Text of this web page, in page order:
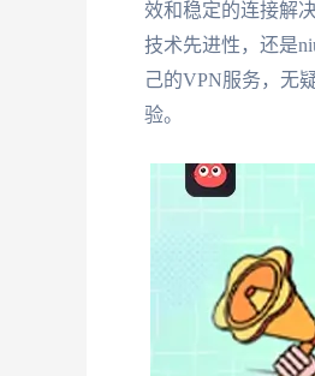
效和稳定的连接解
技术先进性，还是
己的VPN服务，无
验。